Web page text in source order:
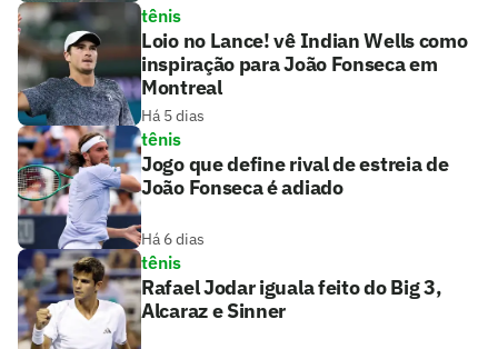
tênis
Loio no Lance! vê Indian Wells como
inspiração para João Fonseca em
Montreal
Há 5 dias
tênis
Jogo que define rival de estreia de
João Fonseca é adiado
Há 6 dias
tênis
Rafael Jodar iguala feito do Big 3,
Alcaraz e Sinner